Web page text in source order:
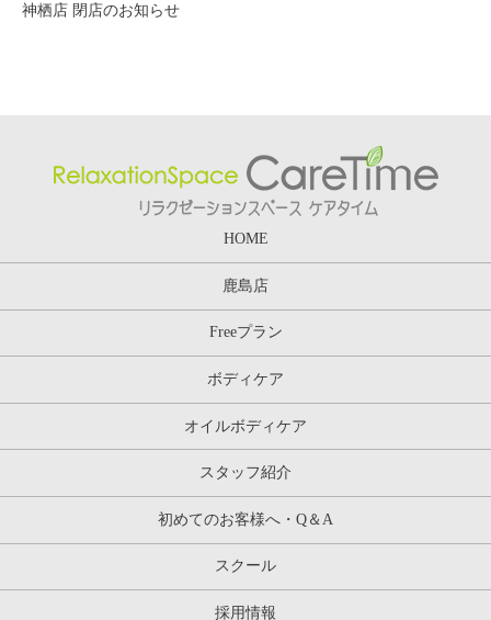
神栖店 閉店のお知らせ
HOME
鹿島店
Freeプラン
ボディケア
オイルボディケア
スタッフ紹介
初めてのお客様へ・Q＆A
スクール
採用情報